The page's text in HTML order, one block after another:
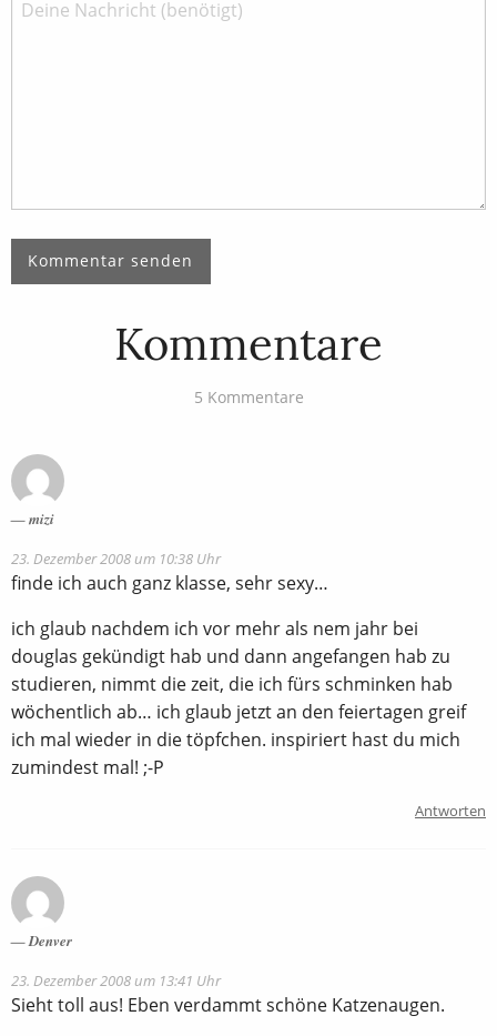
Kommentare
5 Kommentare
mizi
23. Dezember 2008 um 10:38 Uhr
finde ich auch ganz klasse, sehr sexy…
ich glaub nachdem ich vor mehr als nem jahr bei
douglas gekündigt hab und dann angefangen hab zu
studieren, nimmt die zeit, die ich fürs schminken hab
wöchentlich ab… ich glaub jetzt an den feiertagen greif
ich mal wieder in die töpfchen. inspiriert hast du mich
zumindest mal! ;-P
Antworten
Denver
23. Dezember 2008 um 13:41 Uhr
Sieht toll aus! Eben verdammt schöne Katzenaugen.